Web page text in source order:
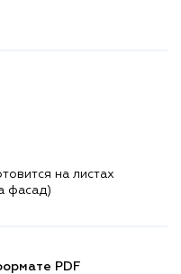
на листах
фасад)
PDF